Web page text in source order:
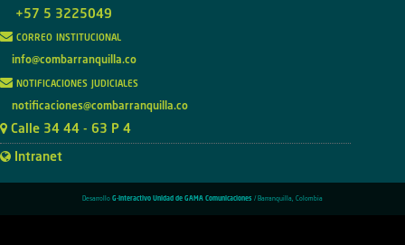
+57 5 3225049
correo institucional
info@combarranquilla.co
notificaciones judiciales
notificaciones@combarranquilla.co
Calle 34 44 - 63 P 4
Intranet
Desarrollo G-Interactivo Unidad de GAMA Comunicaciones / Barranquilla, Colombia